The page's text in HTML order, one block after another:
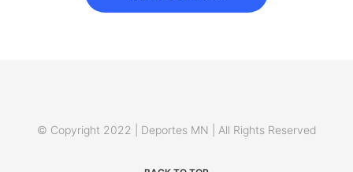
© Copyright 2022 | Deportes MN | All Rights Reserved